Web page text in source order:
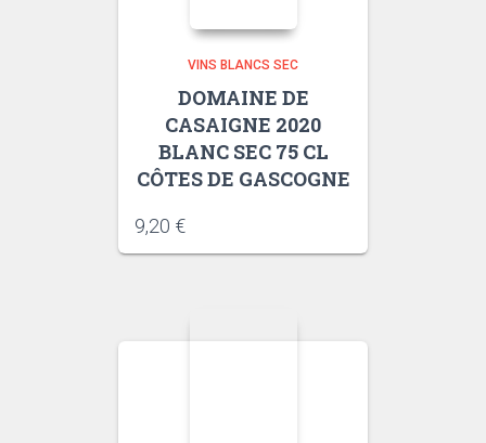
VINS BLANCS SEC
DOMAINE DE
CASAIGNE 2020
BLANC SEC 75 CL
CÔTES DE GASCOGNE
9,20 €